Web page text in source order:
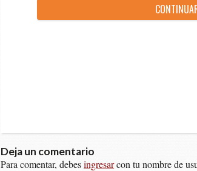
Deja un comentario
Para comentar, debesingresarcon tu nombre de